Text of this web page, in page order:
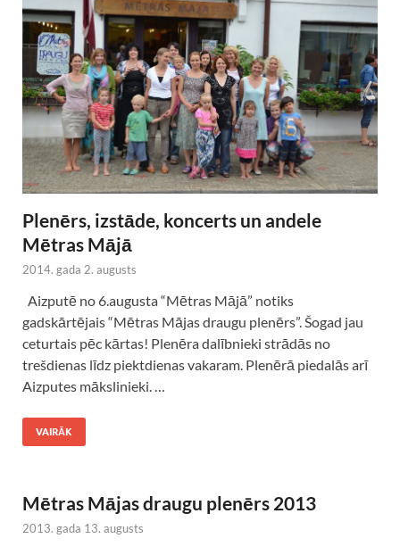
Plenērs, izstāde, koncerts un andele
Mētras Mājā
2014. gada 2. augusts
Aizputē no 6.augusta “Mētras Mājā” notiks
gadskārtējais “Mētras Mājas draugu plenērs”. Šogad jau
ceturtais pēc kārtas! Plenēra dalībnieki strādās no
trešdienas līdz piektdienas vakaram. Plenērā piedalās arī
Aizputes mākslinieki. …
VAIRĀK
Mētras Mājas draugu plenērs 2013
2013. gada 13. augusts